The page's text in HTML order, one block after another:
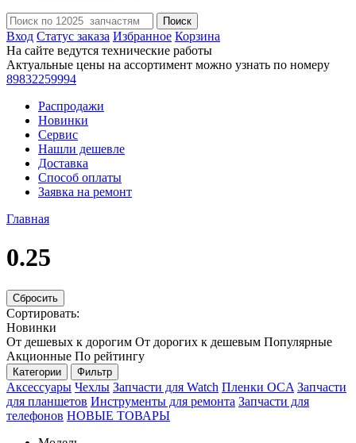
Поиск
Вход Статус заказа Избранное Корзина
На сайте ведутся технические работы
Актуальные цены на ассортимент можно узнать по номеру
89832259994
Распродажи
Новинки
Сервис
Нашли дешевле
Доставка
Способ оплаты
Заявка на ремонт
Главная
0.25
Сбросить
Сортировать:
Новинки
От дешевых к дорогим От дорогих к дешевым Популярные
Акционные По рейтингу
Категории Фильтр
Аксессуары Чехлы Запчасти для Watch Пленки OCA Запчасти
для планшетов Инструменты для ремонта Запчасти для
телефонов НОВЫЕ ТОВАРЫ